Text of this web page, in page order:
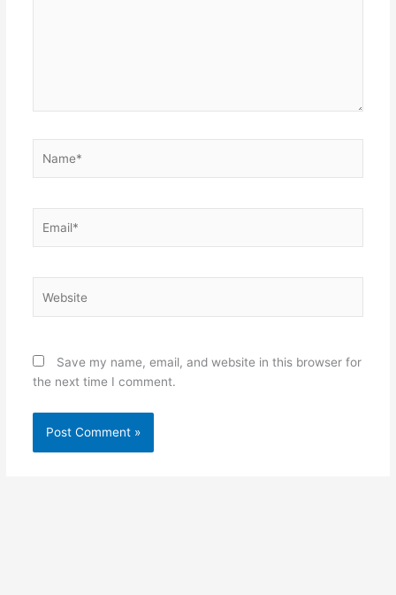
Save my name, email, and website in this browser for
the next time I comment.